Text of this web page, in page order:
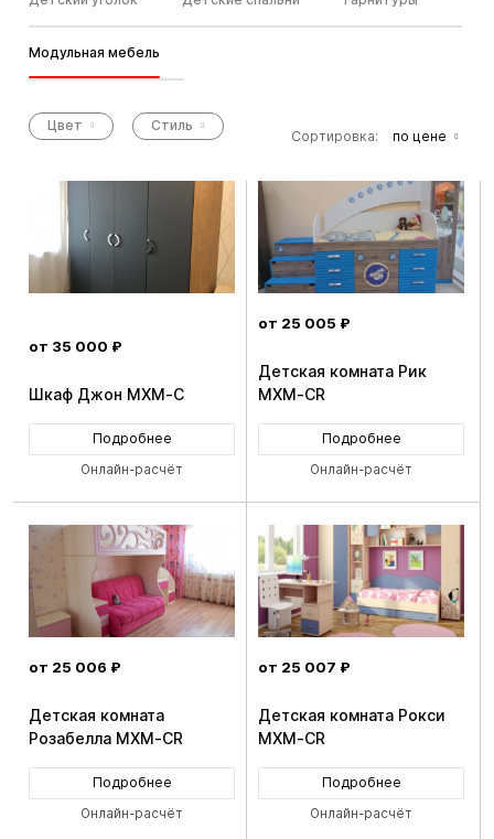
Модульная мебель
Цвет Стиль
Сортировка: по цене
от 35 000 ₽
Шкаф Джон MXM-C
Подробнее
Онлайн-расчёт
от 25 005 ₽
Детская комната Рик
MXM-CR
Подробнее
Онлайн-расчёт
от 25 006 ₽
Детская комната
Розабелла MXM-CR
Подробнее
Онлайн-расчёт
от 25 007 ₽
Детская комната Рокси
MXM-CR
Подробнее
Онлайн-расчёт